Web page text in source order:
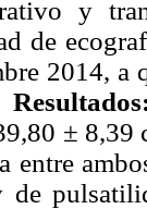
y
de
2014, a
± 8,39
entre